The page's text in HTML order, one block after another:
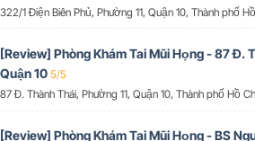
322/1 Điện Biên Phủ, Phường 11, Quận 10, Thành phố
[Review] Phòng Khám Tai Mũi Họng - 87 Đ.
Quận 10 5/5
87 Đ. Thành Thái, Phường 11, Quận 10, Thành phố Hồ
[Review] Phòng Khám Tai Mũi Họng - BS